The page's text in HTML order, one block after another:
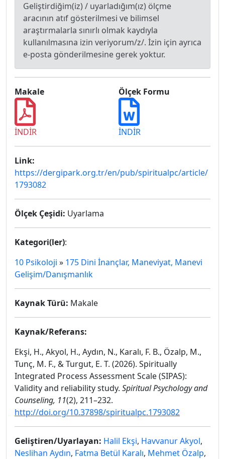
Geliştirdiğim(iz) / uyarladığım(ız) ölçme
aracının atıf gösterilmesi ve bilimsel
araştırmalarla sınırlı olmak kaydıyla
kullanılmasına izin veriyorum/z/. İzin için ayrıca
e-posta gönderilmesine gerek yoktur.
Makale
İNDİR
Ölçek Formu
İNDİR
Link:
https://dergipark.org.tr/en/pub/spiritualpc/article/
1793082
Ölçek Çeşidi: Uyarlama
Kategori(ler):
10 Psikoloji » 175 Dini İnançlar, Maneviyat, Manevi
Gelişim/Danışmanlık
Kaynak Türü: Makale
Kaynak/Referans:
Ekşi, H., Akyol, H., Aydın, N., Karalı, F. B., Özalp, M.,
Tunç, M. F., & Turgut, E. T. (2026). Spiritually
Integrated Process Assessment Scale (SIPAS):
Validity and reliability study. Spiritual Psychology and
Counseling, 11(2), 211–232.
http://doi.org/10.37898/spiritualpc.1793082
Geliştiren/Uyarlayan: Halil Ekşi, Havvanur Akyol,
Neslihan Aydın, Fatma Betül Karalı, Mehmet Özalp,